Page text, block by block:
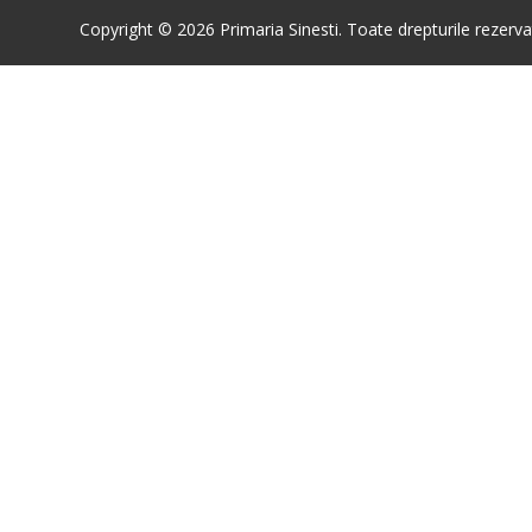
Copyright © 2026 Primaria Sinesti. Toate drepturile